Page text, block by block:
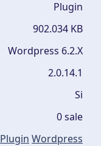
Plugin
902.034 KB
Wordpress 6.2.X
2.0.14.1
Si
0 sale
Plugin Wordpress